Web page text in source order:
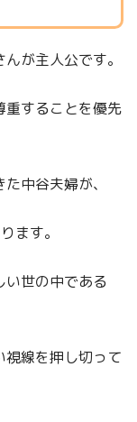
が主人公です。
重することを優先
中谷夫婦が、
ます。
い世の中である
視線を押し切って